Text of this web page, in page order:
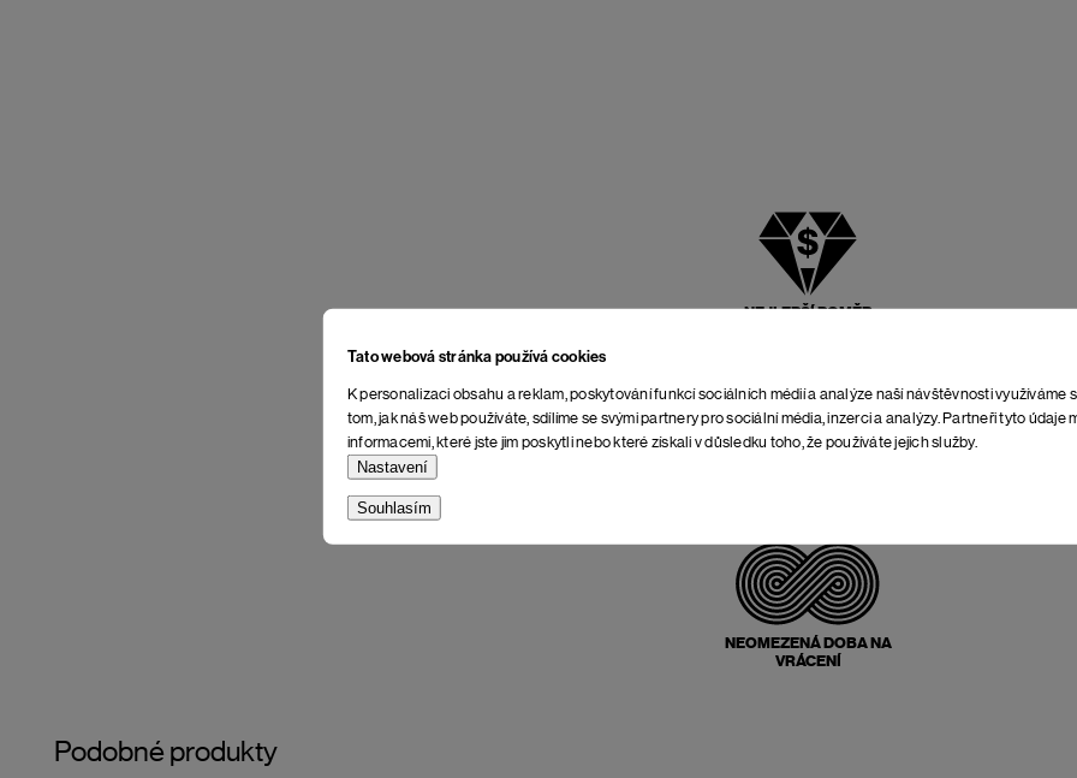
Tato webová stránka používá cookies
K personalizaci obsahu a reklam, poskytování funkcí sociálních médií a analýze naší návštěvnosti využíváme
tom, jak náš web používáte, sdílíme se svými partnery pro sociální média, inzerci a analýzy. Partneři tyto údaje
informacemi, které jste jim poskytli nebo které získali v důsledku toho, že používáte jejich služby.
Nastavení
Souhlasím
NEJLEPŠÍ POMĚR
NEOMEZENÁ DOBA NA
VRÁCENÍ
Podobné produkty